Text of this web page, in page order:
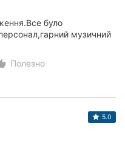
було
музичний
Полезно
5.0